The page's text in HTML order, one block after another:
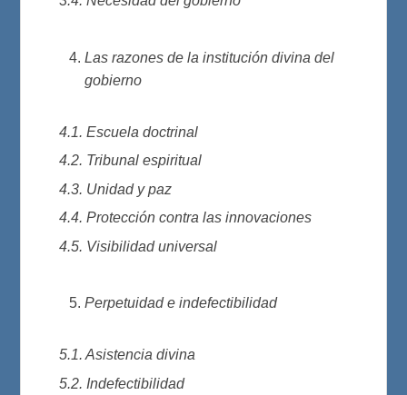
Las razones de la institución divina del
gobierno
4.1. Escuela doctrinal
4.2. Tribunal espiritual
4.3. Unidad y paz
4.4. Protección contra las innovaciones
4.5. Visibilidad universal
Perpetuidad e indefectibilidad
5.1. Asistencia divina
5.2. Indefectibilidad